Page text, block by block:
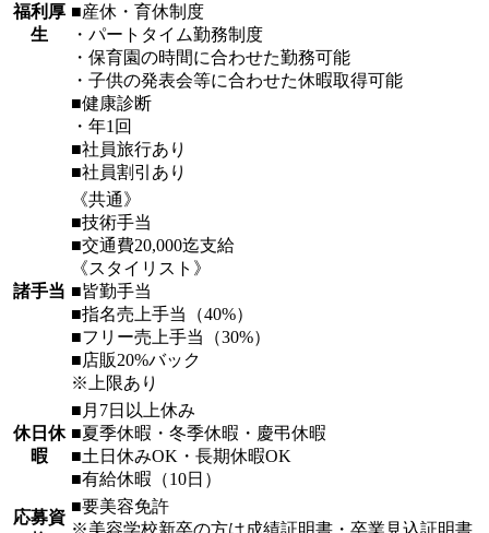
福利厚
生
■産休・育休制度
・パートタイム勤務制度
・保育園の時間に合わせた勤務可能
・子供の発表会等に合わせた休暇取得可能
■健康診断
・年1回
■社員旅行あり
■社員割引あり
諸手当
《共通》
■技術手当
■交通費20,000迄支給
《スタイリスト》
■皆勤手当
■指名売上手当（40%）
■フリー売上手当（30%）
■店販20%バック
※上限あり
休日休
暇
■月7日以上休み
■夏季休暇・冬季休暇・慶弔休暇
■土日休みOK・長期休暇OK
■有給休暇（10日）
応募資
■要美容免許
※美容学校新卒の方は成績証明書・卒業見込証明書